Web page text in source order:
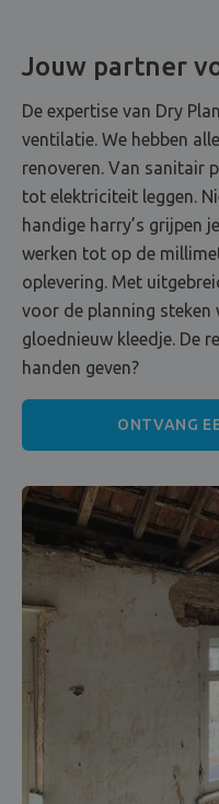
Jouw partner
De expertise van Dry
ventilatie. We hebben
renoveren. Van sanitair
tot elektriciteit leggen.
handige harry’s grijpen
werken tot op de
oplevering. Met
voor de planning steken
gloednieuw kleedje. De
handen geven?
ONTVANG